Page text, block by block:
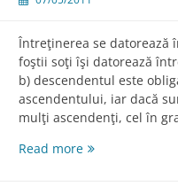
Întreţinerea se datorează
foştii soţi îşi datorează
b) descendentul este
ascendentului, iar dacă
mulţi ascendenţi, cel în
Read moreArt.